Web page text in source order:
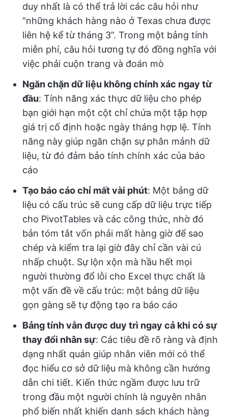
duy nhất là có thể trả lời các câu hỏi như
“những khách hàng nào ở Texas chưa được
liên hệ kể từ tháng 3”. Trong một bảng tính
miễn phí, câu hỏi tương tự đó đồng nghĩa với
việc phải cuộn trang và đoán mò
Ngăn chặn dữ liệu không chính xác ngay từ
đầu: Tính năng xác thực dữ liệu cho phép
bạn giới hạn một cột chỉ chứa một tập hợp
giá trị cố định hoặc ngày tháng hợp lệ. Tính
năng này giúp ngăn chặn sự phân mảnh dữ
liệu, từ đó đảm bảo tính chính xác của báo
cáo
Tạo báo cáo chỉ mất vài phút: Một bảng dữ
liệu có cấu trúc sẽ cung cấp dữ liệu trực tiếp
cho PivotTables và các công thức, nhờ đó
bản tóm tắt vốn phải mất hàng giờ để sao
chép và kiểm tra lại giờ đây chỉ cần vài cú
nhấp chuột. Sự lộn xộn mà hầu hết mọi
người thường đổ lỗi cho Excel thực chất là
một vấn đề về cấu trúc: một bảng dữ liệu
gọn gàng sẽ tự động tạo ra báo cáo
Bảng tính vẫn được duy trì ngay cả khi có sự
thay đổi nhân sự: Các tiêu đề rõ ràng và định
dạng nhất quán giúp nhân viên mới có thể
đọc hiểu cơ sở dữ liệu mà không cần hướng
dẫn chi tiết. Kiến thức ngầm được lưu trữ
trong đầu một người chính là nguyên nhân
phổ biến nhất khiến danh sách khách hàng